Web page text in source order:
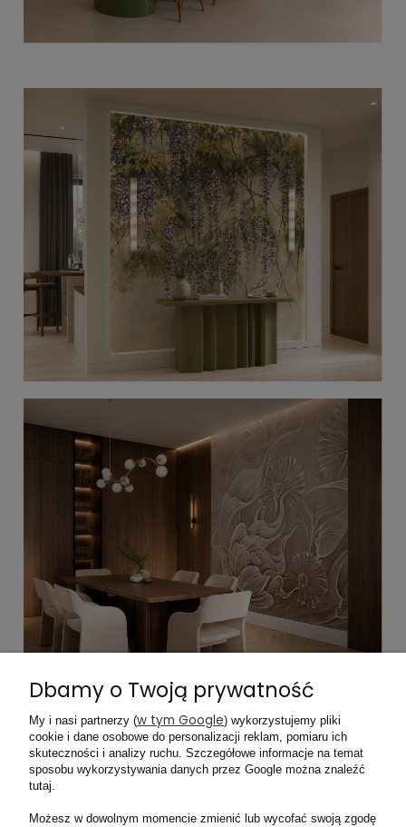
Dbamy o Twoją prywatność
My i nasi partnerzy (w tym Google) wykorzystujemy pliki
cookie i dane osobowe do personalizacji reklam, pomiaru ich
skuteczności i analizy ruchu. Szczegółowe informacje na temat
sposobu wykorzystywania danych przez Google można znaleźć
tutaj.
Możesz w dowolnym momencie zmienić lub wycofać swoją zgodę